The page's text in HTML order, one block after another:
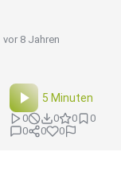
vor 8 Jahren
5 Minuten
0 0 0
0
0
0 0